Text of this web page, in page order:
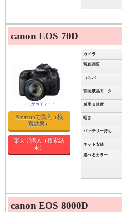
canon EOS 70D
カメラ
写真画質
コスパ
背面液晶モニタ
感度＆速度
軽さ
バッテリー持ち
ネット安値
選べるカラー
Amazonで購入（検
索結果）
楽天で購入（検索結
果）
canon EOS 8000D